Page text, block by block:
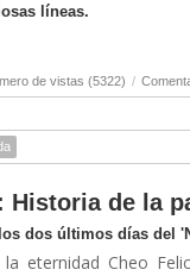
líneas.
de vistas (5322) /
Historia de la
dos últimos días del
eternidad Cheo